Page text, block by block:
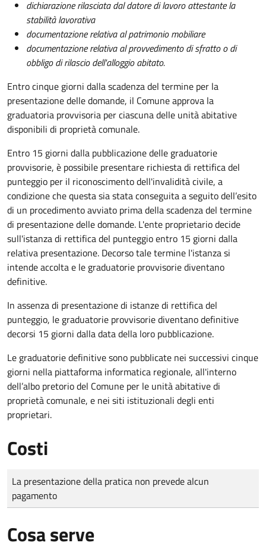
dichiarazione rilasciata dal datore di lavoro attestante la
stabilità lavorativa
documentazione relativa al patrimonio mobiliare
documentazione relativa al provvedimento di sfratto o di
obbligo di rilascio dell'alloggio abitato.
Entro cinque giorni dalla scadenza del termine per la
presentazione delle domande, il Comune approva la
graduatoria provvisoria per ciascuna delle unità abitative
disponibili di proprietà comunale.
Entro 15 giorni dalla pubblicazione delle graduatorie
provvisorie, è possibile presentare richiesta di rettifica del
punteggio per il riconoscimento dell'invalidità civile, a
condizione che questa sia stata conseguita a seguito dell’esito
di un procedimento avviato prima della scadenza del termine
di presentazione delle domande. L'ente proprietario decide
sull'istanza di rettifica del punteggio entro 15 giorni dalla
relativa presentazione. Decorso tale termine l'istanza si
intende accolta e le graduatorie provvisorie diventano
definitive.
In assenza di presentazione di istanze di rettifica del
punteggio, le graduatorie provvisorie diventano definitive
decorsi 15 giorni dalla data della loro pubblicazione.
Le graduatorie definitive sono pubblicate nei successivi cinque
giorni nella piattaforma informatica regionale, all'interno
dell’albo pretorio del Comune per le unità abitative di
proprietà comunale, e nei siti istituzionali degli enti
proprietari.
Costi
Tipo di pagamento
Importo
La presentazione della pratica non prevede alcun
pagamento
Cosa serve